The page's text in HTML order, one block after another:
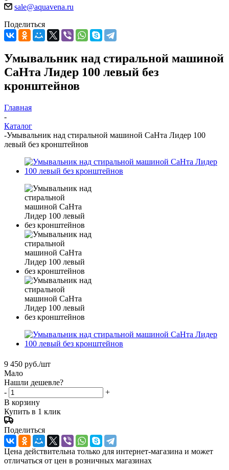
sale@aquavena.ru
Поделиться
Умывальник над стиральной машиной
СаНта Лидер 100 левый без
кронштейнов
Главная
-
Каталог
-Умывальник над стиральной машиной СаНта Лидер 100
левый без кронштейнов
9 450 руб./шт
Мало
Нашли дешевле?
-
+
В корзину
Купить в 1 клик
Поделиться
Цена действительна только для интернет-магазина и может
отличаться от цен в розничных магазинах